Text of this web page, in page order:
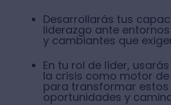
Desarrollarás tus
liderazgo ante
y cambiantes que
En tu rol de líder,
la crisis como motor
para transformar estos
oportunidades y